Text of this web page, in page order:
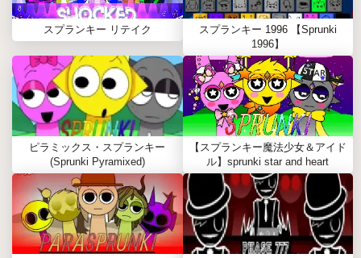
スプランキー リテイク
スプランキー 1996 【Sprunki
1996】
ピラミックス・スプランキー
(Sprunki Pyramixed)
【スプランキー魔法少女＆アイド
ル】sprunki star and heart